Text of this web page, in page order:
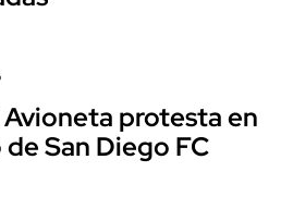
Avioneta protesta en
San Diego FC